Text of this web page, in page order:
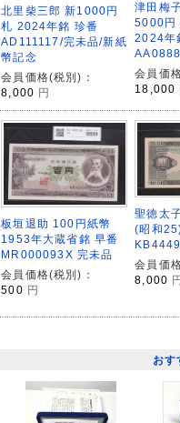
北里柴三郎 新1000円
札 2024年銘 珍番
AD111117/完未品/新紙
幣記念
会員価格(税別)：
8,000 円
津田梅
5000円
2024年
会員価
18,000
板垣退助 100円紙幣
1953年大蔵省銘 早番
MR000093X 完未品
会員価格(税別)：
500 円
聖徳太
(昭和
会員価
8,000 円
おす